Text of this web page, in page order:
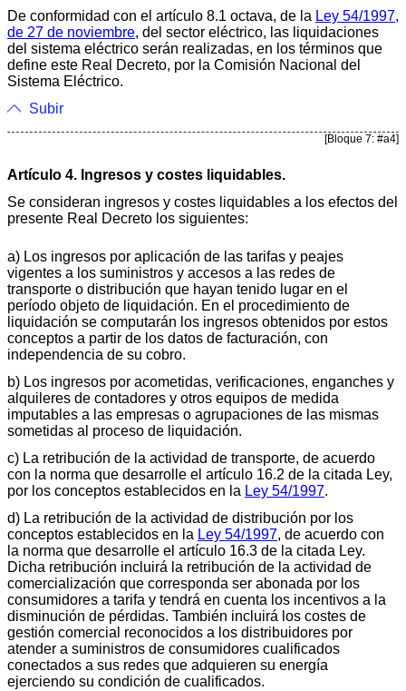
De conformidad con el artículo 8.1 octava, de la Ley 54/1997,
de 27 de noviembre, del sector eléctrico, las liquidaciones
del sistema eléctrico serán realizadas, en los términos que
define este Real Decreto, por la Comisión Nacional del
Sistema Eléctrico.
Subir
[Bloque 7: #a4]
Artículo 4. Ingresos y costes liquidables.
Se consideran ingresos y costes liquidables a los efectos del
presente Real Decreto los siguientes:
a) Los ingresos por aplicación de las tarifas y peajes
vigentes a los suministros y accesos a las redes de
transporte o distribución que hayan tenido lugar en el
período objeto de liquidación. En el procedimiento de
liquidación se computarán los ingresos obtenidos por estos
conceptos a partir de los datos de facturación, con
independencia de su cobro.
b) Los ingresos por acometidas, verificaciones, enganches y
alquileres de contadores y otros equipos de medida
imputables a las empresas o agrupaciones de las mismas
sometidas al proceso de liquidación.
c) La retribución de la actividad de transporte, de acuerdo
con la norma que desarrolle el artículo 16.2 de la citada Ley,
por los conceptos establecidos en la Ley 54/1997.
d) La retribución de la actividad de distribución por los
conceptos establecidos en la Ley 54/1997, de acuerdo con
la norma que desarrolle el artículo 16.3 de la citada Ley.
Dicha retribución incluirá la retribución de la actividad de
comercialización que corresponda ser abonada por los
consumidores a tarifa y tendrá en cuenta los incentivos a la
disminución de pérdidas. También incluirá los costes de
gestión comercial reconocidos a los distribuidores por
atender a suministros de consumidores cualificados
conectados a sus redes que adquieren su energía
ejerciendo su condición de cualificados.